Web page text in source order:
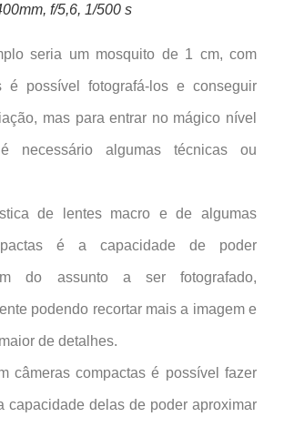
f/5,6, 1/500 s
seria um mosquito de 1 cm, com
é possível fotografá-los e conseguir
mas para entrar no mágico nível
necessário algumas técnicas ou
de lentes macro e de algumas
é a capacidade de poder
do assunto a ser fotografado,
podendo recortar mais a imagem e
de detalhes.
câmeras compactas é possível fazer
capacidade delas de poder aproximar